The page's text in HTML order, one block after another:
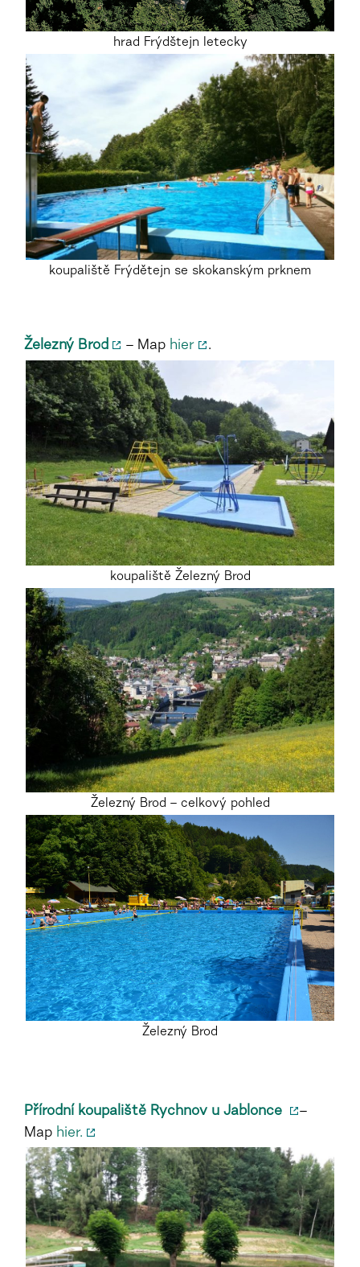
hrad Frýdštejn letecky
koupaliště Frýdětejn se skokanským prknem
Železný Brod – Map hier .
koupaliště Železný Brod
Železný Brod – celkový pohled
Železný Brod
Přírodní koupaliště Rychnov u Jablonce
–
Map hier.